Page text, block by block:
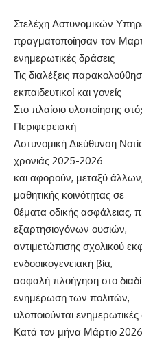
Στελέχη Αστυνομικών
πραγματοποίησαν τον
ενημερωτικές δράσεις
Τις διαλέξεις
εκπαιδευτικοί και γονείς
Στο πλαίσιο υλοποίησης
Περιφερειακή
Αστυνομική Διεύθυνση
χρονιάς 2025-2026
και αφορούν, μεταξύ
μαθητικής κοινότητας σε
θέματα οδικής ασφάλειας,
εξαρτησιογόνων ουσιών,
αντιμετώπισης σχολικού
ενδοοικογενειακή βία,
ασφαλή πλοήγηση στο
ενημέρωση των πολιτών,
υλοποιούνται ενημερωτικές
Κατά τον μήνα Μάρτιο 2026